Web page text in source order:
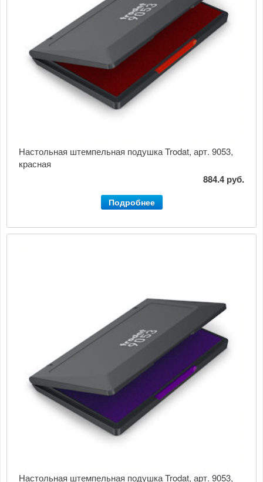
Настольная штемпельная подушка Trodat, арт. 9053,
красная
884.4 руб.
Подробнее
Настольная штемпельная подушка Trodat, арт. 9053,